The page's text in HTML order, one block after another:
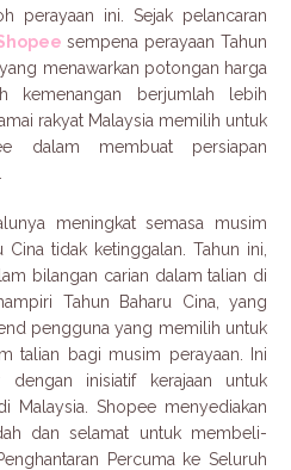
perayaan ini. Sejak pelancaran
sempena perayaan Tahun
menawarkan potongan harga
kemenangan berjumlah lebih
rakyat Malaysia memilih untuk
dalam membuat persiapan
meningkat semasa musim
Cina tidak ketinggalan. Tahun ini,
bilangan carian dalam talian di
Tahun Baharu Cina, yang
pengguna yang memilih untuk
talian bagi musim perayaan. Ini
inisiatif kerajaan untuk
Malaysia. Shopee menyediakan
dan selamat untuk membeli-
Percuma ke Seluruh